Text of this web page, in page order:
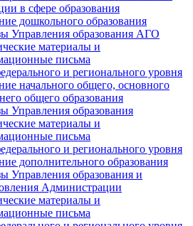
в сфере образования
дошкольного образования
Управления образования АГО
материалы и
письма
и регионального уровня
начального общего, основного
общего образования
Управления образования
материалы и
письма
и регионального уровня
дополнительного образования
Управления образования и
Администрации
материалы и
письма